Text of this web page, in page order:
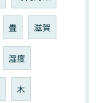
畳 滋賀
湿度
木